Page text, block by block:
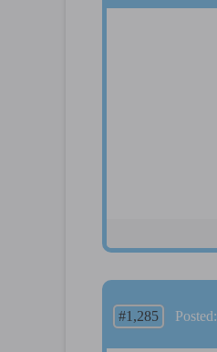
#1,285